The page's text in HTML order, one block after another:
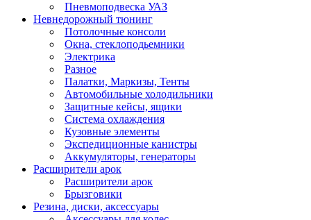
Пневмоподвеска УАЗ
Невнедорожный тюнинг
Потолочные консоли
Окна, стеклоподьемники
Электрика
Разное
Палатки, Маркизы, Тенты
Автомобильные холодильники
Защитные кейсы, ящики
Система охлаждения
Кузовные элементы
Экспедиционные канистры
Аккумуляторы, генераторы
Расширители арок
Расширители арок
Брызговики
Резина, диски, аксессуары